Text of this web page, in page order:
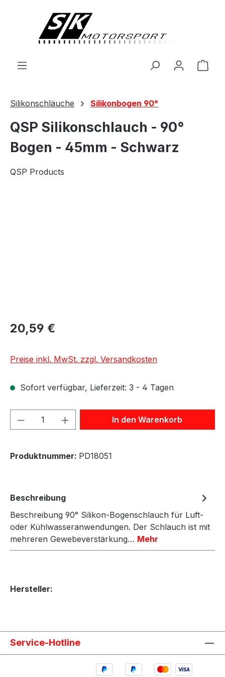
Silikonschläuche Silikonbogen 90°
QSP Silikonschlauch - 90°
Bogen - 45mm - Schwarz
QSP Products
20,59 €
Preise inkl. MwSt. zzgl. Versandkosten
Sofort verfügbar, Lieferzeit: 3 - 4 Tagen
Produkt Anzahl: Gib denIn den Warenkorb
Produktnummer: PD18051
Beschreibung
Beschreibung 90° Silikon-Bogenschlauch für Luft-
oder Kühlwasseranwendungen. Der Schlauch ist mit
mehreren Gewebeverstärkung… Mehr
Hersteller:
Service-Hotline